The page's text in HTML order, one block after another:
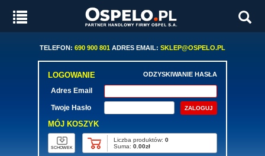
TELEFON: 690 900 801 ADRES EMAIL: SKLEP@OSPELO.PL
LOGOWANIE ODZYSKIWANIE HASŁA
Adres Email
Twoje Hasło
MÓJ KOSZYK
SCHOWEK
Liczba produktów: 0
Suma: 0.00zł